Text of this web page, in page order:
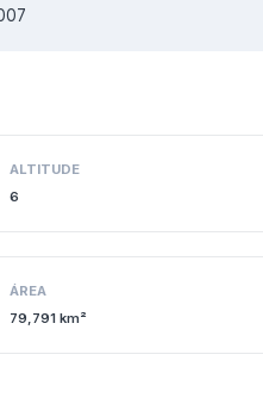
ALTITUDE
6
ÁREA
79,791 km²